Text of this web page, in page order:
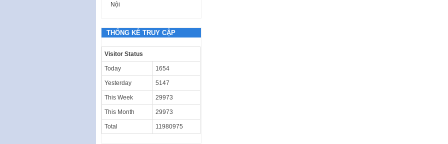
Nội
THỐNG KÊ TRUY CẬP
Visitor Status
Today 1654
Yesterday 5147
This Week 29973
This Month 29973
Total 11980975